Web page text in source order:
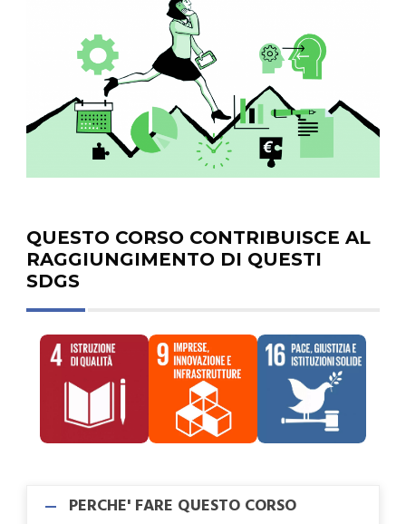
QUESTO CORSO CONTRIBUISCE AL
RAGGIUNGIMENTO DI QUESTI
SDGS
PERCHE' FARE QUESTO CORSO